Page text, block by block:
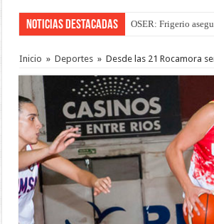
Noticias Destacadas OSER: Frigerio
Inicio » Deportes » Desde las 21 Rocamora